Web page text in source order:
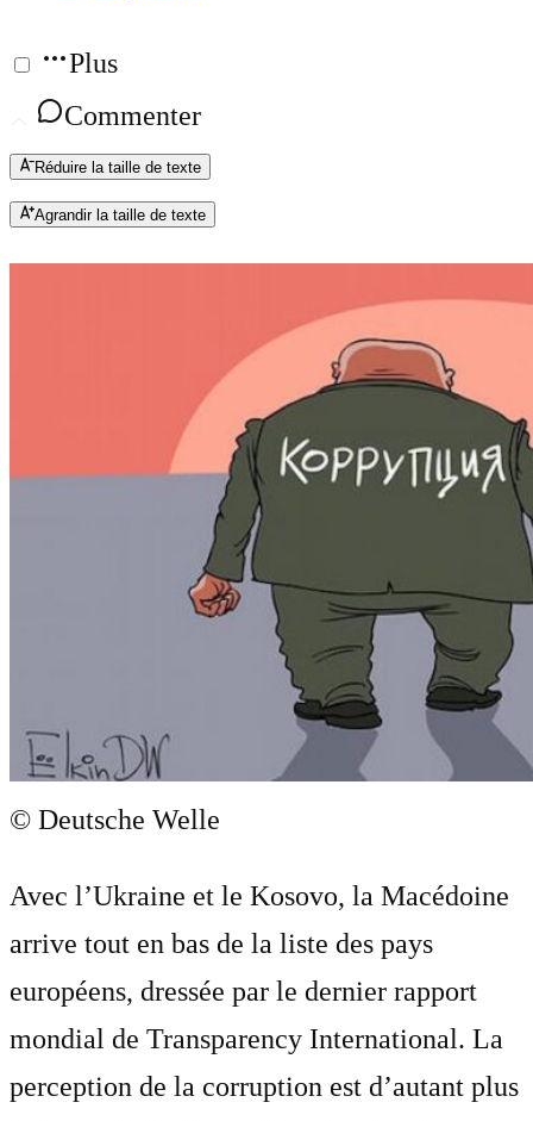
Plus
Commenter
Réduire la taille de texte
Agrandir la taille de texte
© Deutsche Welle
Avec l’Ukraine et le Kosovo, la Macédoine
arrive tout en bas de la liste des pays
européens, dressée par le dernier rapport
mondial de Transparency International. La
perception de la corruption est d’autant plus